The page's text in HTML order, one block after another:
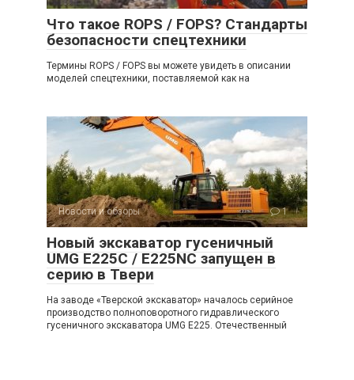
Что такое ROPS / FOPS? Стандарты
безопасности спецтехники
Термины ROPS / FOPS вы можете увидеть в описании
моделей спецтехники, поставляемой как на
Новости и обзоры 1
Новый экскаватор гусеничный
UMG E225C / E225NC запущен в
серию в Твери
На заводе «Тверской экскаватор» началось серийное
производство полноповоротного гидравлического
гусеничного экскаватора UMG E225. Отечественный